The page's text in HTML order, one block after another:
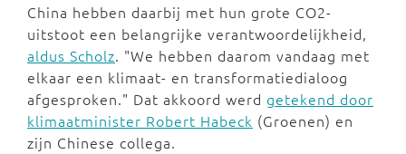
China hebben daarbij met hun grote CO2-
uitstoot een belangrijke verantwoordelijkheid,
aldus Scholz. "We hebben daarom vandaag met
elkaar een klimaat- en transformatiedialoog
afgesproken." Dat akkoord werd getekend door
klimaatminister Robert Habeck (Groenen) en
zijn Chinese collega.